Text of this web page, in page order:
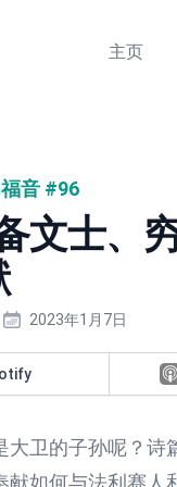
主页
音 #96
文士、
2023年1月7日
卫的子孙呢？诗
如何与法利赛人